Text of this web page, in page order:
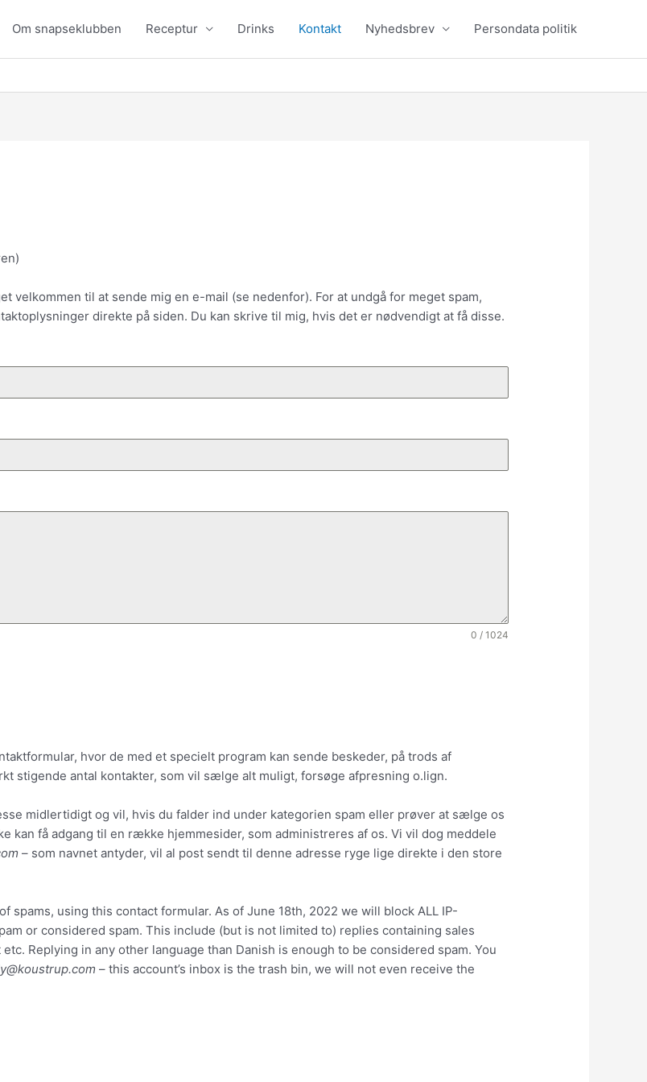
Om snapseklubben Receptur Drinks Kontakt Nyhedsbrev Persondata politik
velkommen til at sende mig en e-mail (se nedenfor). For at undgå for meget spam,
direkte på siden. Du kan skrive til mig, hvis det er nødvendigt at få disse.
0 / 1024
hvor de med et specielt program kan sende beskeder, på trods af
stigende antal kontakter, som vil sælge alt muligt, forsøge afpresning o.lign.
midlertidigt og vil, hvis du falder ind under kategorien spam eller prøver at sælge os
kan få adgang til en række hjemmesider, som administreres af os. Vi vil dog meddele
– som navnet antyder, vil al post sendt til denne adresse ryge lige direkte i den store
spams, using this contact formular. As of June 18th, 2022 we will block ALL IP-
or considered spam. This include (but is not limited to) replies containing sales
Replying in any other language than Danish is enough to be considered spam. You
– this account’s inbox is the trash bin, we will not even receive the